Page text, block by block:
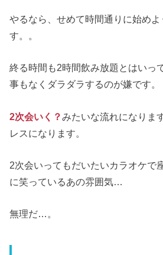
やるなら、せめて時間通りに始め
す。。
終る時間も2時間飲み放題とはいっ
事もなくダラダラするのが嫌です。
2次会いく？みたいな流れになりま
レスになります。
2次会いってもだいたいカラオケで
に笑っているあの雰囲気…
無理だ…。